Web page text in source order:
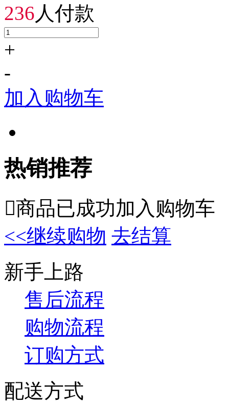
236人付款
+
-
加入购物车
热销推荐
商品已成功加入购物车
<<继续购物 去结算
新手上路
售后流程
购物流程
订购方式
配送方式